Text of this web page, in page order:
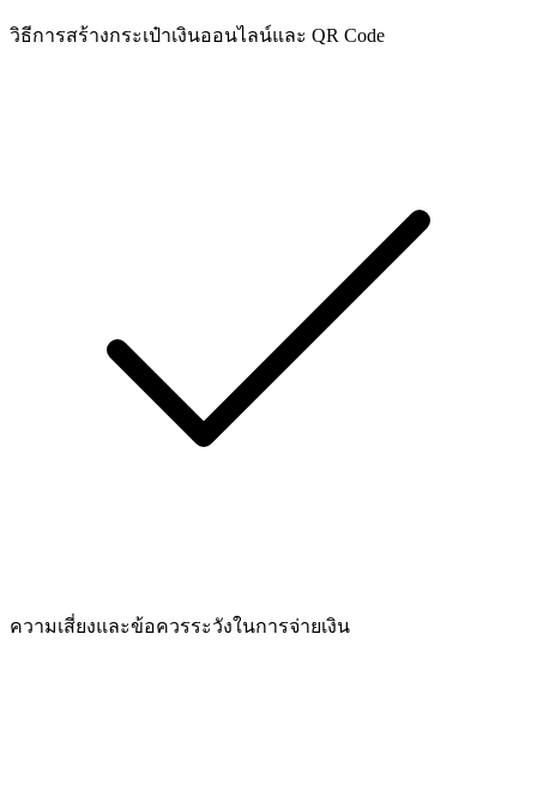
วิธีการสร้างกระเป๋าเงินออนไลน์และ QR Code
ความเสี่ยงและข้อควรระวังในการจ่ายเงิน